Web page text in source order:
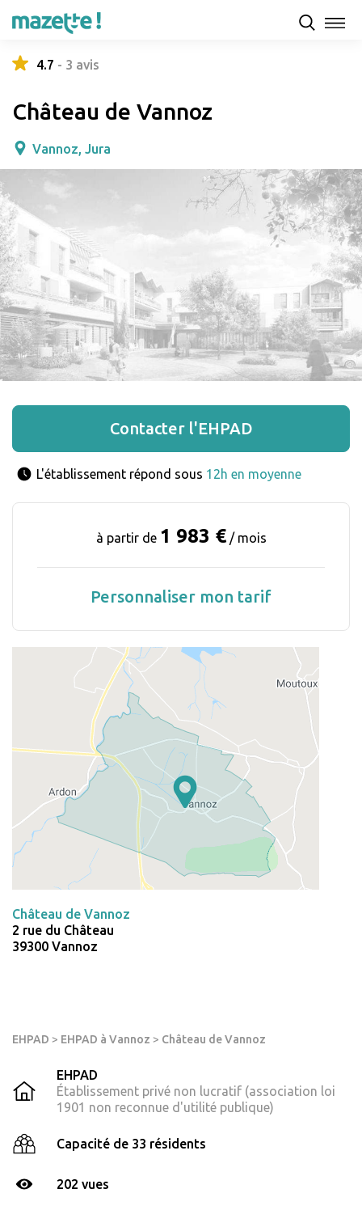
4.7 - 3 avis
Château de Vannoz
Vannoz, Jura
EHPAD > EHPAD à Vannoz > Château de Vannoz
EHPAD
Établissement privé non lucratif (association loi
1901 non reconnue d'utilité publique)
Capacité de 33 résidents
202 vues
Contacter l'EHPAD
L'établissement répond sous 12h en moyenne
à partir de 1 983 €/ mois
Personnaliser mon tarif
Château de Vannoz
2 rue du Château
39300 Vannoz